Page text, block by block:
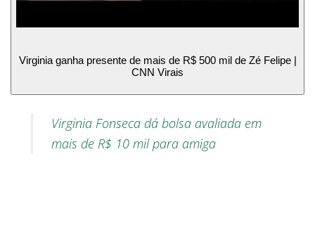
Virginia ganha presente de mais de R$ 500 mil de Zé Felipe |
CNN Virais
Virginia Fonseca dá bolsa avaliada em
mais de R$ 10 mil para amiga